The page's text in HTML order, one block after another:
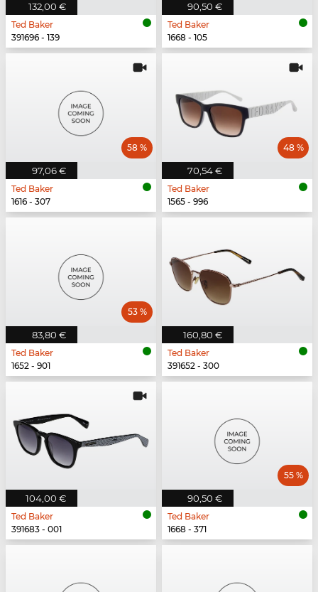
132,00 €
Ted Baker
391696 - 139
90,50 €
Ted Baker
1668 - 105
97,06 €
58 %
Ted Baker
1616 - 307
70,54 €
48 %
Ted Baker
1565 - 996
83,80 €
53 %
Ted Baker
1652 - 901
160,80 €
Ted Baker
391652 - 300
104,00 €
Ted Baker
391683 - 001
90,50 €
55 %
Ted Baker
1668 - 371